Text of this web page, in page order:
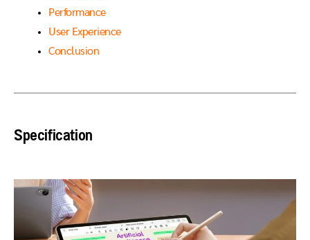
Performance
User Experience
Conclusion
Specification